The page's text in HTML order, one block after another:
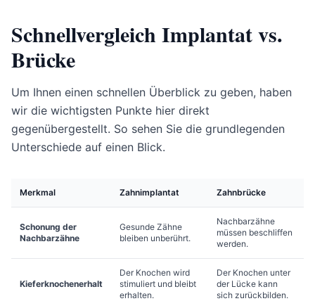
Schnellvergleich Implantat vs.
Brücke
Um Ihnen einen schnellen Überblick zu geben, haben
wir die wichtigsten Punkte hier direkt
gegenübergestellt. So sehen Sie die grundlegenden
Unterschiede auf einen Blick.
Merkmal Zahnimplantat Zahnbrücke
Schonung der
Nachbarzähne
Gesunde Zähne
bleiben unberührt.
Nachbarzähne
müssen beschliffen
werden.
Kieferknochenerhalt
Der Knochen wird
stimuliert und bleibt
erhalten.
Der Knochen unter
der Lücke kann
sich zurückbilden.